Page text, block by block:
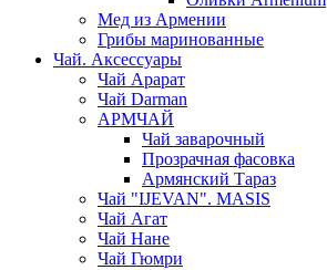
Мед из Армении
Грибы маринованные
Чай. Аксессуары
Чай Арарат
Чай Darman
АРМЧАЙ
Чай заварочный
Прозрачная фасовка
Армянский Тараз
Чай "IJEVAN". MASIS
Чай Агат
Чай Нане
Чай Гюмри